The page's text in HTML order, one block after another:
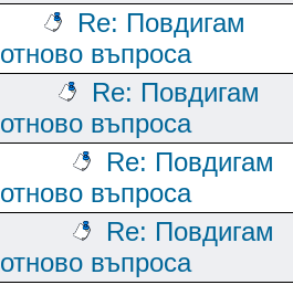
Re: Повдигам
отново въпроса
Re: Повдигам
отново въпроса
Re: Повдигам
отново въпроса
Re: Повдигам
отново въпроса